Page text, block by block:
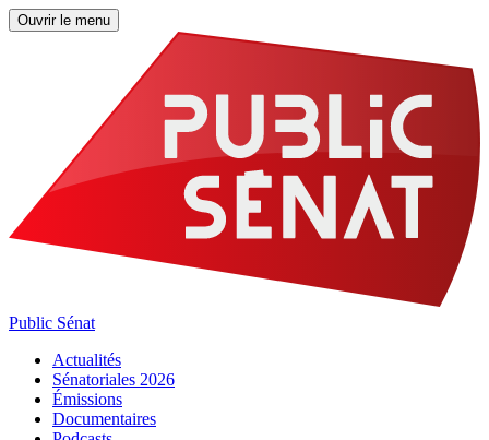
Ouvrir le menu
Public Sénat
Actualités
Sénatoriales 2026
Émissions
Documentaires